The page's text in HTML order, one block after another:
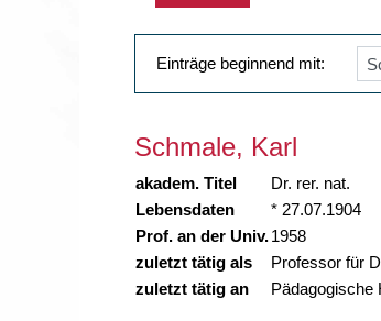
Einträge beginnend mit:
Schmale, Karl
akadem. Titel
Dr. rer. nat.
Lebensdaten
* 27.07.1904
Prof. an der Univ.1958
zuletzt tätig als
Professor für
zuletzt tätig an
Pädagogische